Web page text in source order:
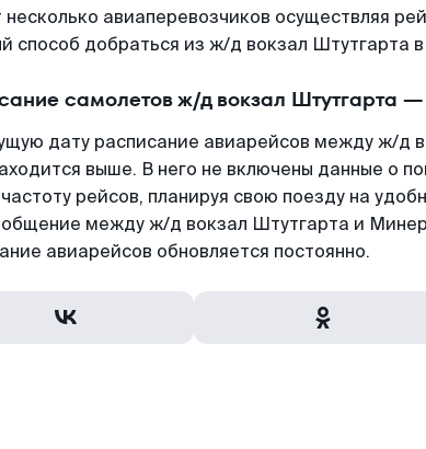
авиаперевозчиков осуществляя
способ добраться из ж/д вокзал Штутгарта
самолетов ж/д вокзал Штутгарта
дату расписание авиарейсов между ж/д
выше. В него не включены данные о
рейсов, планируя свою поезду на
между ж/д вокзал Штутгарта и
авиарейсов обновляется постоянно.